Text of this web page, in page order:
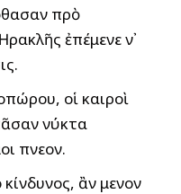
πρὸ
ἐπέμενε ν᾽
οἱ καιροὶ
νύκτα
ἔπνεον.
ἂν ἔμενον